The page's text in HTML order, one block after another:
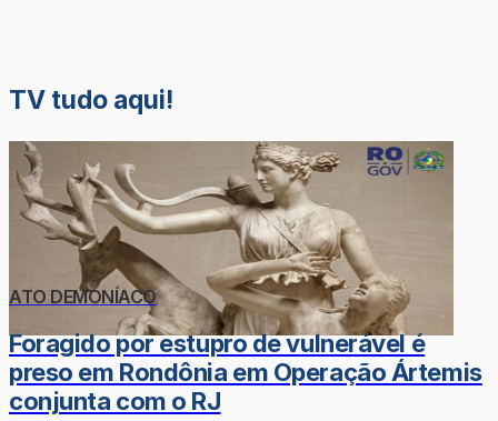
TV tudo aqui!
ATO DEMONÍACO
Foragido por estupro de vulnerável é
preso em Rondônia em Operação Ártemis
conjunta com o RJ